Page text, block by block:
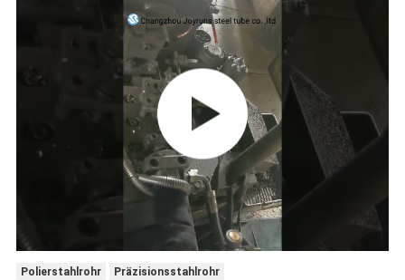
Polierstahlrohr
Präzisionsstahlrohr